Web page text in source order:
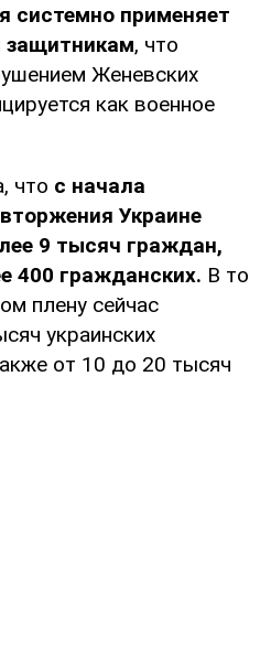
системно применяет
защитникам, что
Женевских
как военное
что с начала
Украине
9 тысяч граждан,
400 гражданских. В то
плену сейчас
украинских
от 10 до 20 тысяч